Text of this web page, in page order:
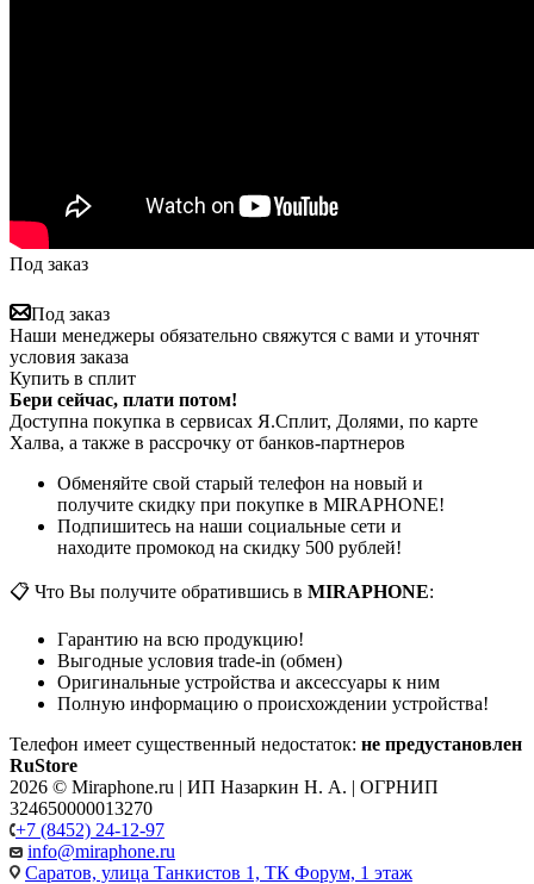
Под заказ
Под заказ
Наши менеджеры обязательно свяжутся с вами и уточнят
условия заказа
Купить в сплит
Бери сейчас, плати потом!
Доступна покупка в сервисах Я.Сплит, Долями, по карте
Халва, а также в рассрочку от банков-партнеров
Обменяйте свой старый телефон на новый и
получите скидку при покупке в MIRAPHONE!
Подпишитесь на наши социальные сети и
находите промокод на скидку 500 рублей!
📋 Что Вы получите обратившись в MIRAPHONE:
Гарантию на всю продукцию!
Выгодные условия trade-in (обмен)
Оригинальные устройства и аксессуары к ним
Полную информацию о происхождении устройства!
Телефон имеет существенный недостаток: не предустановлен
RuStore
2026 © Miraphone.ru | ИП Назаркин Н. А. | ОГРНИП
324650000013270
+7 (8452) 24-12-97
info@miraphone.ru
Саратов, улица Танкистов 1, ТК Форум, 1 этаж